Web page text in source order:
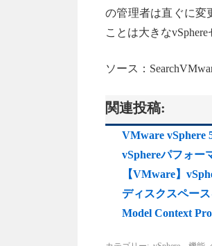
の管理者は直ぐに変
ことは大きな
ソース：
関連投稿:
VMware vSphere
vSphereパフォー
【VMware】
ディスクスペー
Model Context